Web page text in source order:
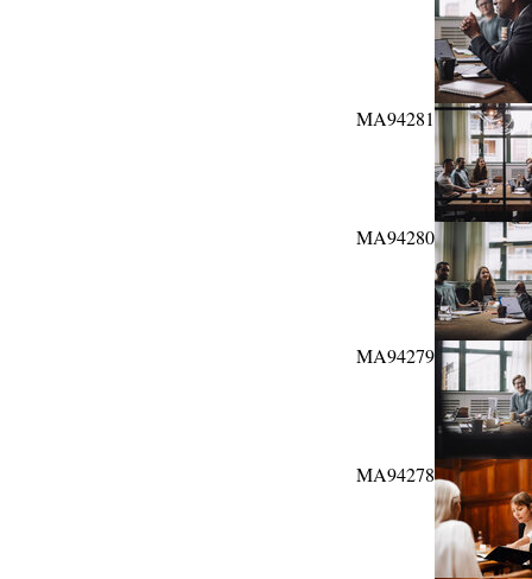
MA94281
MA94280
MA94279
MA94278